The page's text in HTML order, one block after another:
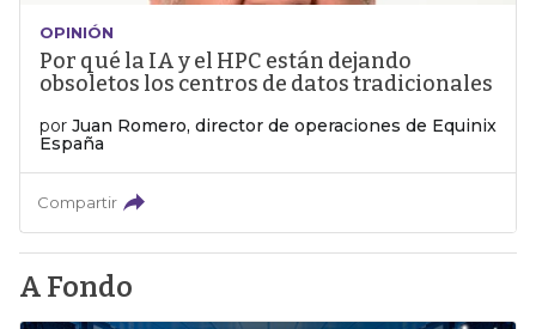
OPINIÓN
Por qué la IA y el HPC están dejando
obsoletos los centros de datos tradicionales
por Juan Romero, director de operaciones de Equinix
España
Compartir
A Fondo